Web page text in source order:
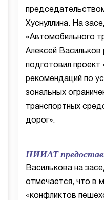
Хуснуллина. На
«Автомобильного
Алексей Васильков
подготовил
рекомендаций по
зональных
транспортных
дорог».
НИИАТ
Василькова на
отмечается, что в
«конфликтов